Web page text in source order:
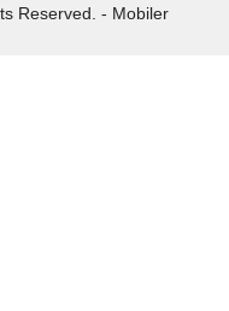
Reserved. - Mobiler